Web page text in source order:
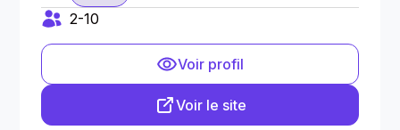
2-10
Voir profil
Voir le site